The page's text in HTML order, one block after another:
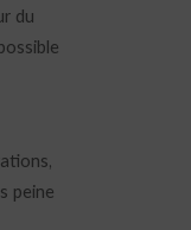
du
peine